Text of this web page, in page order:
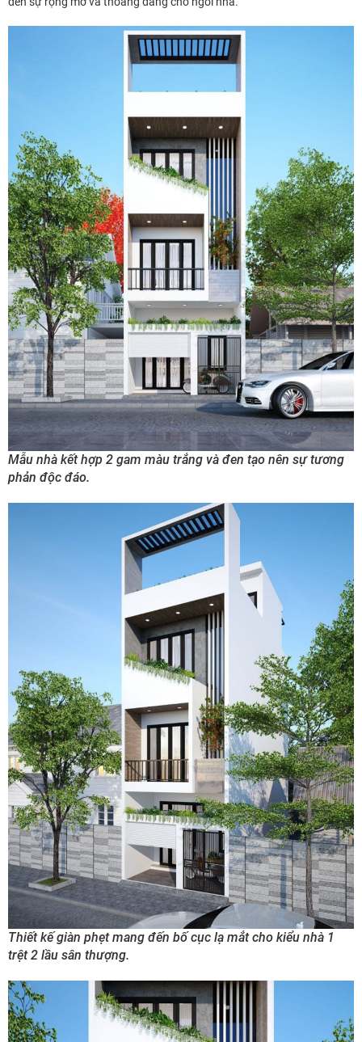
Mẫu nhà kết hợp 2 gam màu trắng và đen tạo nên sự tương
phản độc đáo.
Thiết kế giàn phẹt mang đến bố cục lạ mắt cho kiểu nhà 1
trệt 2 lầu sân thượng.